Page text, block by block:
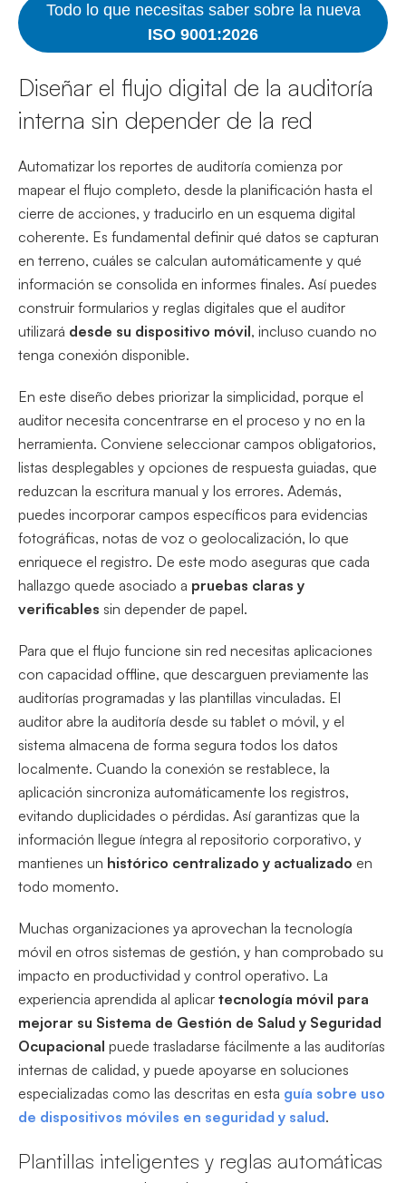
Todo lo que necesitas saber sobre la nueva
ISO 9001:2026
Diseñar el flujo digital de la auditoría
interna sin depender de la red
Automatizar los reportes de auditoría comienza por
mapear el flujo completo, desde la planificación hasta el
cierre de acciones, y traducirlo en un esquema digital
coherente. Es fundamental definir qué datos se capturan
en terreno, cuáles se calculan automáticamente y qué
información se consolida en informes finales. Así puedes
construir formularios y reglas digitales que el auditor
utilizará desde su dispositivo móvil, incluso cuando no
tenga conexión disponible.
En este diseño debes priorizar la simplicidad, porque el
auditor necesita concentrarse en el proceso y no en la
herramienta. Conviene seleccionar campos obligatorios,
listas desplegables y opciones de respuesta guiadas, que
reduzcan la escritura manual y los errores. Además,
puedes incorporar campos específicos para evidencias
fotográficas, notas de voz o geolocalización, lo que
enriquece el registro. De este modo aseguras que cada
hallazgo quede asociado a pruebas claras y
verificables sin depender de papel.
Para que el flujo funcione sin red necesitas aplicaciones
con capacidad offline, que descarguen previamente las
auditorías programadas y las plantillas vinculadas. El
auditor abre la auditoría desde su tablet o móvil, y el
sistema almacena de forma segura todos los datos
localmente. Cuando la conexión se restablece, la
aplicación sincroniza automáticamente los registros,
evitando duplicidades o pérdidas. Así garantizas que la
información llegue íntegra al repositorio corporativo, y
mantienes un histórico centralizado y actualizado en
todo momento.
Muchas organizaciones ya aprovechan la tecnología
móvil en otros sistemas de gestión, y han comprobado su
impacto en productividad y control operativo. La
experiencia aprendida al aplicar tecnología móvil para
mejorar su Sistema de Gestión de Salud y Seguridad
Ocupacional puede trasladarse fácilmente a las auditorías
internas de calidad, y puede apoyarse en soluciones
especializadas como las descritas en esta guía sobre uso
de dispositivos móviles en seguridad y salud.
Plantillas inteligentes y reglas automáticas